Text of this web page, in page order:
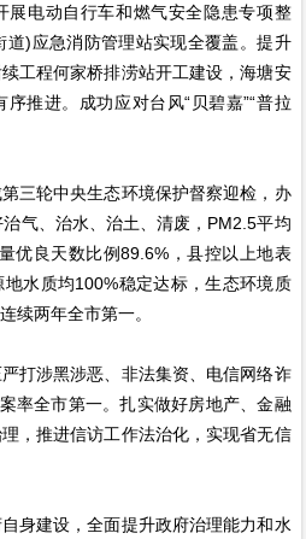
展电动自行车和燃气安全隐患专项整
道)应急消防管理站实现全覆盖。提升
工程何家桥排涝站开工建设，海塘安
推进。成功应对台风“贝碧嘉”“普拉
轮中央生态环境保护督察迎检，办
气、治水、治土、清废，PM2.5平均
优良天数比例89.6%，县控以上地表
水质均100%稳定达标，生态环境质
续两年全市第一。
涉黑涉恶、非法集资、电信网络诈
率全市第一。扎实做好房地产、金融
，推进信访工作法治化，实现省无信
建设，全面提升政府治理能力和水